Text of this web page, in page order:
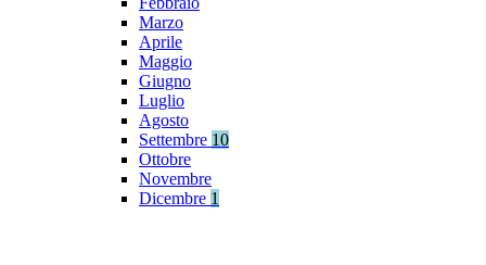
Marzo
Aprile
Maggio
Giugno
Luglio
Agosto
Settembre 10
Ottobre
Novembre
Dicembre 1